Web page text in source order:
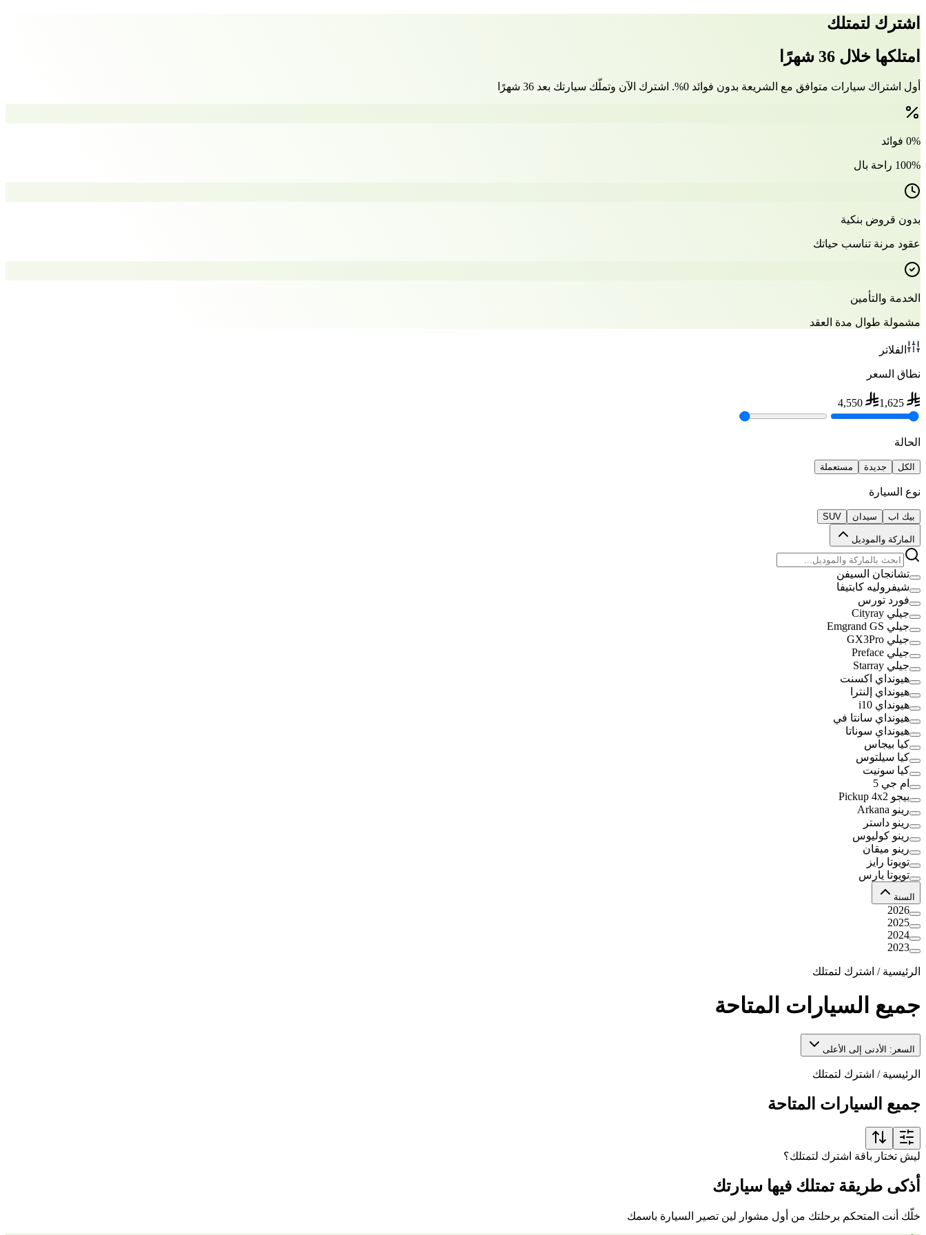
اشترك لتمتلك
امتلكها خلال 36 شهرًا
أول اشتراك سيارات متوافق مع الشريعة بدون فوائد 0%. اشترك الآن وتملّك سيارتك بعد 36 شهرًا
0% فوائد
100% راحة بال
بدون قروض بنكية
عقود مرنة تناسب حياتك
الخدمة والتأمين
مشمولة طوال مدة العقد
الفلاتر
نطاق السعر
1,625
4,550
الحالة
الكل جديدة مستعملة
نوع السيارة
بيك اب سيدان SUV
الماركة والموديل
تشانجان السيفن
شيفروليه كابتيفا
فورد تورس
جيلي Cityray
جيلي Emgrand GS
جيلي GX3Pro
جيلي Preface
جيلي Starray
هيونداي اكسنت
هيونداي إلنترا
هيونداي i10
هيونداي سانتا في
هيونداي سوناتا
كيا بيجاس
كيا سيلتوس
كيا سونيت
ام جي 5
بيجو Pickup 4x2
رينو Arkana
رينو داستر
رينو كوليوس
رينو ميقان
تويوتا رايز
تويوتا يارس
السنة
2026
2025
2024
2023
الرئيسية / اشترك لتمتلك
جميع السيارات المتاحة
السعر: الأدنى إلى الأعلى
الرئيسية / اشترك لتمتلك
جميع السيارات المتاحة
ليش تختار باقة اشترك لتمتلك؟
أذكى طريقة تمتلك فيها سيارتك
خلّك أنت المتحكم برحلتك من أول مشوار لين تصير السيارة باسمك